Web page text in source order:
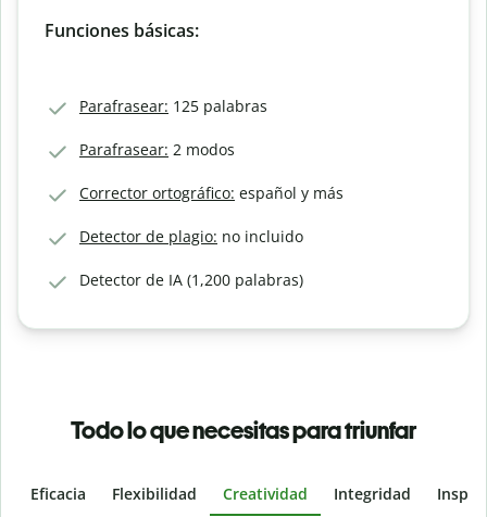
Funciones básicas:
Parafrasear: 125 palabras
Parafrasear: 2 modos
Corrector ortográfico: español y más
Detector de plagio: no incluido
Detector de IA (1,200 palabras)
Todo lo que necesitas para triunfar
Eficacia Flexibilidad Creatividad Integridad